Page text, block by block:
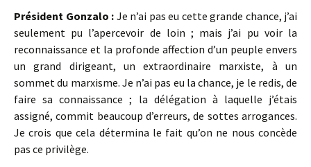
Président Gonzalo : Je n’ai pas eu cette grande chance, j’ai
seulement pu l’apercevoir de loin ; mais j’ai pu voir la
reconnaissance et la profonde affection d’un peuple envers
un grand dirigeant, un extraordinaire marxiste, à un
sommet du marxisme. Je n’ai pas eu la chance, je le redis, de
faire sa connaissance ; la délégation à laquelle j’étais
assigné, commit beaucoup d’erreurs, de sottes arrogances.
Je crois que cela détermina le fait qu’on ne nous concède
pas ce privilège.